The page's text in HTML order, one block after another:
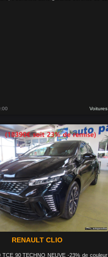
Voitures
RENAULT CLIO
TCE 90 TECHNO NEUVE -23% de couleur